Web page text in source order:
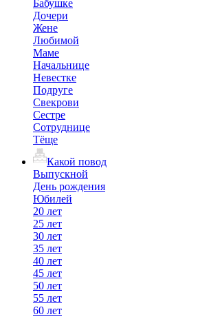
Бабушке
Дочери
Жене
Любимой
Маме
Начальнице
Невестке
Подруге
Свекрови
Сестре
Сотруднице
Тёще
Какой повод
Выпускной
День рождения
Юбилей
20 лет
25 лет
30 лет
35 лет
40 лет
45 лет
50 лет
55 лет
60 лет